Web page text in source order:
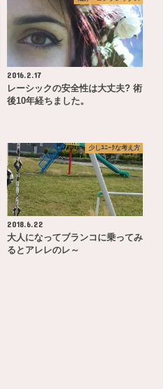
2016.2.17
レーシックの安全性は大丈夫? 術
後10年経ちました。
少しﾕﾆｰｸな考え方
2018.6.22
大人になってブランコに乗ってみ
るとアレレのレ～